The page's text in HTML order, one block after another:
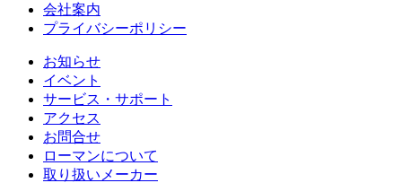
会社案内
プライバシーポリシー
お知らせ
イベント
サービス・サポート
アクセス
お問合せ
ローマンについて
取り扱いメーカー